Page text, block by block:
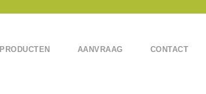
PRODUCTEN AANVRAAG CONTACT